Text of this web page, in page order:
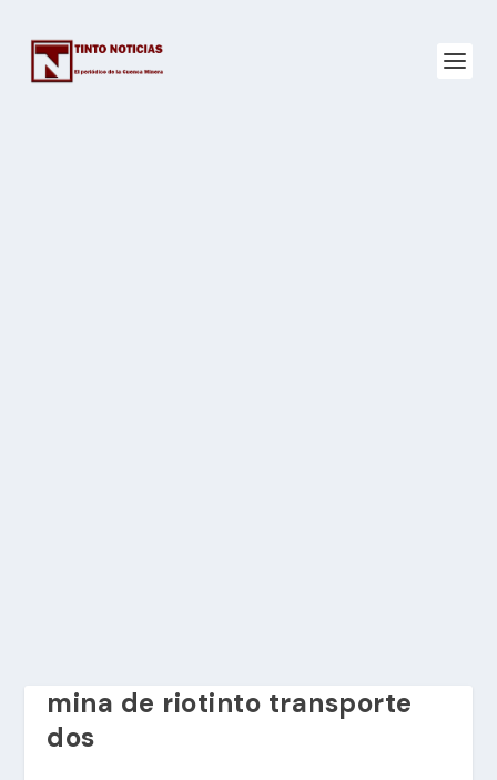
mina de riotinto transporte
dos